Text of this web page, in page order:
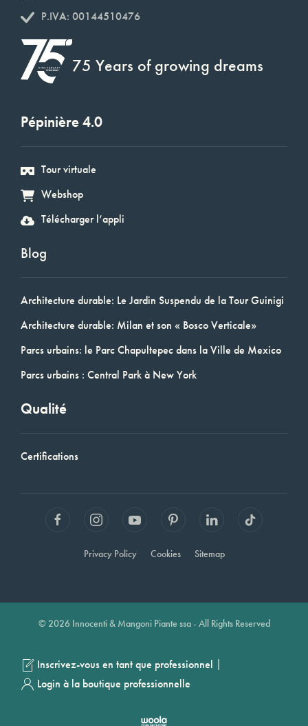
P.IVA: 00144510476
75 Years of growing dreams
Pépinière 4.0
Tour virtuale
Webshop
Télécharger l’appli
Blog
Architecture durable: Le Jardin Suspendu de la Tour Guinigi
Architecture durable: Milan et son « Bosco Verticale»
Parcs urbains: le Parc Chapultepec dans la Ville de Mexico
Parcs urbains : Central Park à New York
Qualité
Certifications
Privacy Policy Cookies Sitemap
© 2026 Innocenti & Mangoni Piante ssa - All Rights Reserved
Inscrivez-vous en tant que professionnel |
Login à la boutique professionnelle